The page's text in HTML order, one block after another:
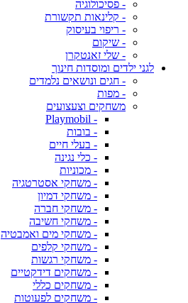
- פסיכולוגיה
- קלינאות תקשורת
- ריפוי בעיסוק
- שיקום
- שלי זאנטקרן
לגני ילדים ומוסדות חינוך
- חגים ונושאים נלמדים
- מפות
משחקים וצעצועים
- Playmobil
- בובות
- בעלי חיים
- כלי נגינה
- מכוניות
- משחקי אסטרטגיה
- משחקי דמיון
- משחקי חברה
- משחקי חשיבה
- משחקי מים ואמבטיה
- משחקי קלפים
- משחקי רגשות
- משחקים דידקטיים
- משחקים כללי
- משחקים לפעוטות